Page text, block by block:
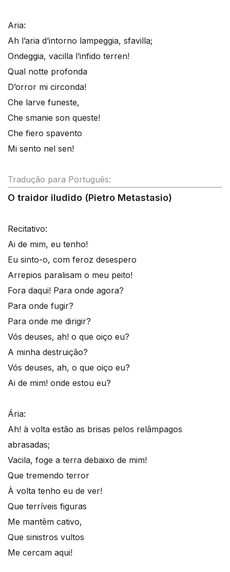
Aria:
Ah l’aria d’intorno lampeggia, sfavilla;
Ondeggia, vacilla l’infido terren!
Qual notte profonda
D’orror mi circonda!
Che larve funeste,
Che smanie son queste!
Che fiero spavento
Mi sento nel sen!
Tradução para Português:
O traidor iludido (Pietro Metastasio)
Recitativo:
Ai de mim, eu tenho!
Eu sinto-o, com feroz desespero
Arrepios paralisam o meu peito!
Fora daqui! Para onde agora?
Para onde fugir?
Para onde me dirigir?
Vós deuses, ah! o que oiço eu?
A minha destruição?
Vós deuses, ah, o que oiço eu?
Ai de mim! onde estou eu?
Ária:
Ah! à volta estão as brisas pelos relâmpagos
abrasadas;
Vacila, foge a terra debaixo de mim!
Que tremendo terror
À volta tenho eu de ver!
Que terríveis figuras
Me mantêm cativo,
Que sinistros vultos
Me cercam aqui!